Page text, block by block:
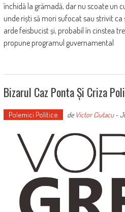
închidă la grămadă, dar nu scoate un
unde riști să mori sufocat sau strivit ca
arde feisbucist și, probabil în cinstea
propune programul guvernamental
Bizarul Caz Ponta Și Criza
Polemici Politice de Victor Ciutacu-